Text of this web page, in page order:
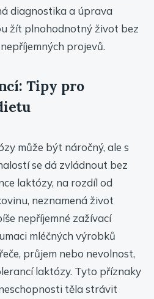
diagnostika a úprava
žít plnohodnotný život bez
projevů.
Tipy pro
může být náročný, ale s
se dá zvládnout bez
laktózy, na rozdíl od
neznamená život
nepříjemné zažívací
mléčných výrobků
průjem nebo nevolnost,
laktózy. Tyto příznaky
těla strávit